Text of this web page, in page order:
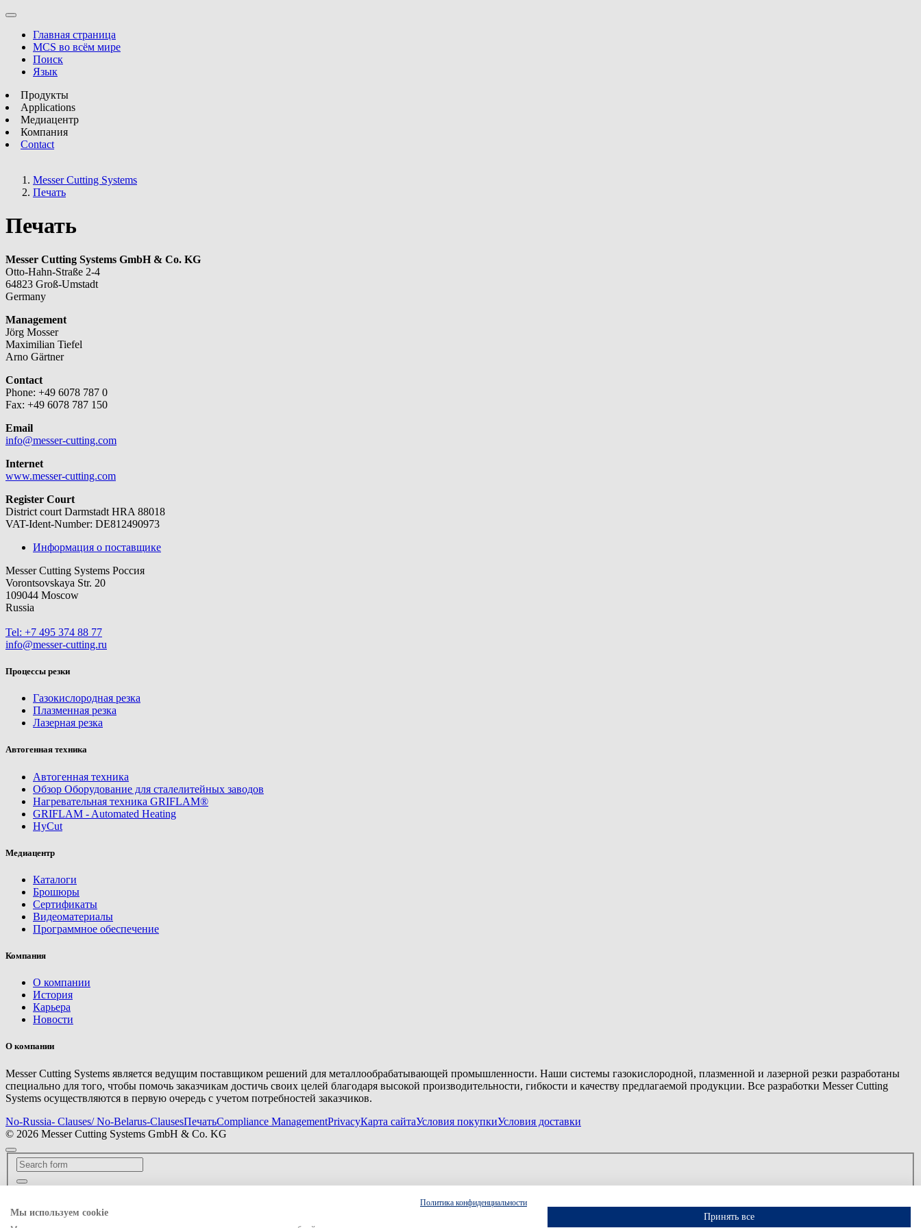
Главная страница
MCS во всём мире
Поиск
Язык
Продукты
Applications
Медиацентр
Компания
Contact
Messer Cutting Systems
Печать
Печать
Messer Cutting Systems GmbH & Co. KG
Otto-Hahn-Straße 2-4
64823 Groß-Umstadt
Germany
Management
Jörg Mosser
Maximilian Tiefel
Arno Gärtner
Contact
Phone: +49 6078 787 0
Fax: +49 6078 787 150
Email
info@messer-cutting.com
Internet
www.messer-cutting.com
Register Court
District court Darmstadt HRA 88018
VAT-Ident-Number: DE812490973
Информация о поставщике
Messer Cutting Systems Россия
Vorontsovskaya Str. 20
109044 Moscow
Russia
Tel: +7 495 374 88 77
info@messer-cutting.ru
Процессы резки
Газокислородная резка
Плазменная резка
Лазерная резка
Автогенная техника
Автогенная техника
Обзор Оборудование для сталелитейных заводов
Нагревательная техника GRIFLAM®
GRIFLAM - Automated Heating
HyCut
Медиацентр
Каталоги
Брошюры
Сертификаты
Видеоматериалы
Программное обеспечение
Компания
О компании
История
Карьера
Новости
О компании
Messer Cutting Systems является ведущим поставщиком решений для металлообрабатывающей промышленности. Наши системы газокислородной, плазменной и лазерной резки разработаны
специально для того, чтобы помочь заказчикам достичь своих целей благодаря высокой производительности, гибкости и качеству предлагаемой продукции. Все разработки Messer Cutting
Systems осуществляются в первую очередь с учетом потребностей заказчиков.
No-Russia- Clauses/ No-Belarus-ClausesПечатьCompliance ManagementPrivacyКарта сайтаУсловия покупкиУсловия доставки
© 2026 Messer Cutting Systems GmbH & Co. KG
Search for
Политика конфиденциальности
Мы используем cookie Принять все